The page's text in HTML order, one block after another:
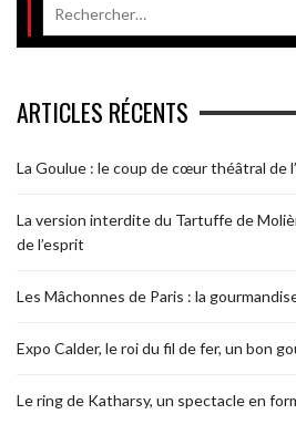
ARTICLES RÉCENTS
La Goulue : le coup de cœur théâtral de
La version interdite du Tartuffe de
de l’esprit
Les Mâchonnes de Paris : la
Expo Calder, le roi du fil de fer, un bon
Le ring de Katharsy, un spectacle en